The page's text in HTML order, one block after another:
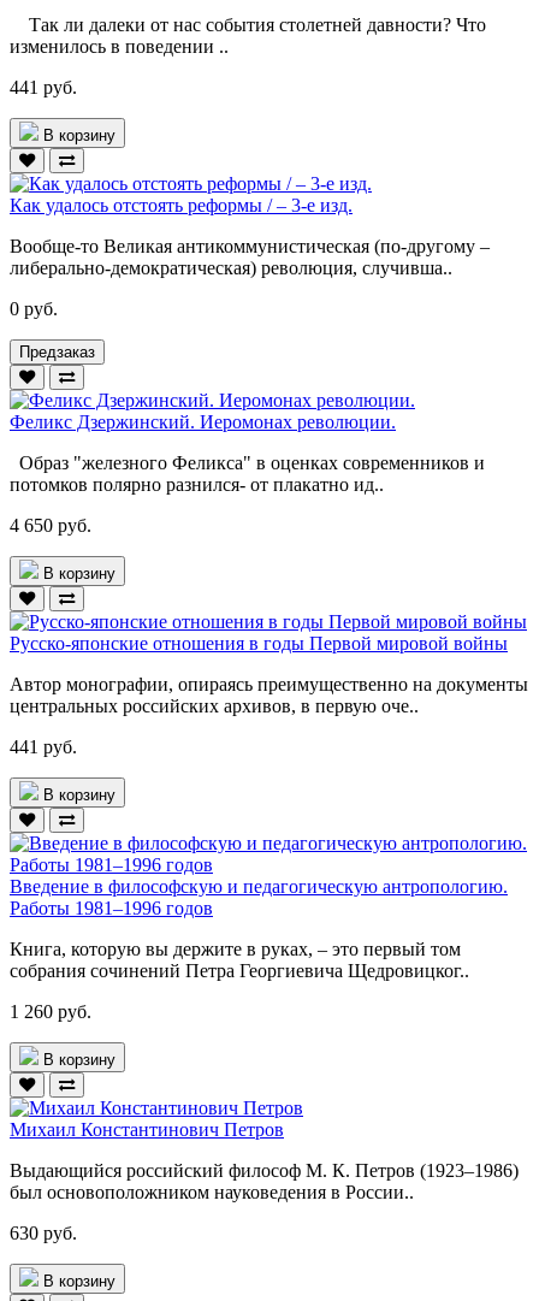
Так ли далеки от нас события столетней давности? Что
изменилось в поведении ..
441 руб.
В корзину
Как удалось отстоять реформы / – 3-е изд.
Вообще-то Великая антикоммунистическая (по-другому –
либерально-демократическая) революция, случивша..
0 руб.
Предзаказ
Феликс Дзержинский. Иеромонах революции.
Образ "железного Феликса" в оценках современников и
потомков полярно разнился- от плакатно ид..
4 650 руб.
В корзину
Русско-японские отношения в годы Первой мировой войны
Автор монографии, опираясь преимущественно на документы
центральных российских архивов, в первую оче..
441 руб.
В корзину
Введение в философскую и педагогическую антропологию.
Работы 1981–1996 годов
Книга, которую вы держите в руках, – это первый том
собрания сочинений Петра Георгиевича Щедровицког..
1 260 руб.
В корзину
Михаил Константинович Петров
Выдающийся российский философ М. К. Петров (1923–1986)
был основоположником науковедения в России..
630 руб.
В корзину